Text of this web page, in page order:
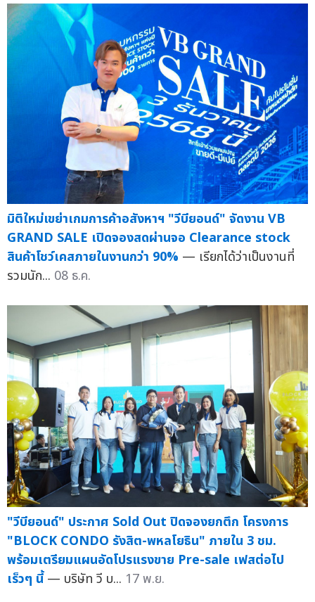
มิติใหม่เขย่าเกมการค้าอสังหาฯ "วีบียอนด์" จัดงาน VB
GRAND SALE เปิดจองสดผ่านจอ Clearance stock
สินค้าโชว์เคสภายในงานกว่า 90% — เรียกได้ว่าเป็นงานที่
รวมนัก... 08 ธ.ค.
"วีบียอนด์" ประกาศ Sold Out ปิดจองยกตึก โครงการ
"BLOCK CONDO รังสิต-พหลโยธิน" ภายใน 3 ชม.
พร้อมเตรียมแผนอัดโปรแรงขาย Pre-sale เฟสต่อไป
เร็วๆ นี้ — บริษัท วี บ... 17 พ.ย.